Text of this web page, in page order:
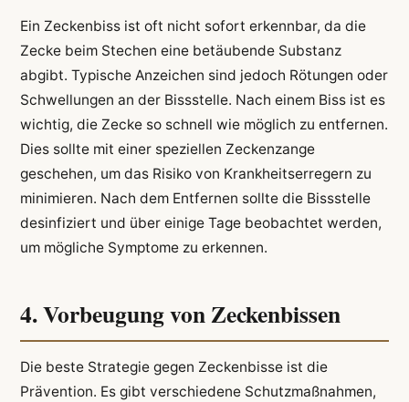
Ein Zeckenbiss ist oft nicht sofort erkennbar, da die
Zecke beim Stechen eine betäubende Substanz
abgibt. Typische Anzeichen sind jedoch Rötungen oder
Schwellungen an der Bissstelle. Nach einem Biss ist es
wichtig, die Zecke so schnell wie möglich zu entfernen.
Dies sollte mit einer speziellen Zeckenzange
geschehen, um das Risiko von Krankheitserregern zu
minimieren. Nach dem Entfernen sollte die Bissstelle
desinfiziert und über einige Tage beobachtet werden,
um mögliche Symptome zu erkennen.
4. Vorbeugung von Zeckenbissen
Die beste Strategie gegen Zeckenbisse ist die
Prävention. Es gibt verschiedene Schutzmaßnahmen,